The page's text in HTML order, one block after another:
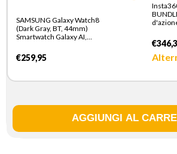
SAMSUNG Galaxy Watch8
(Dark Gray, BT, 44mm)
Smartwatch Galaxy AI,
resistente agli urti, processore
3nm, monitoraggio attivita
€259,95